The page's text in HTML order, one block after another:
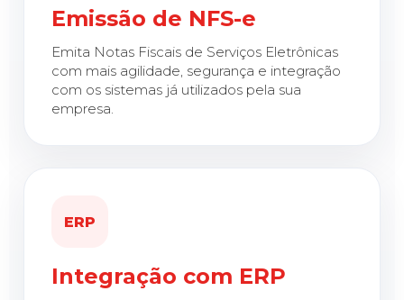
Emissão de NFS-e
Emita Notas Fiscais de Serviços Eletrônicas
com mais agilidade, segurança e integração
com os sistemas já utilizados pela sua
empresa.
ERP
Integração com ERP